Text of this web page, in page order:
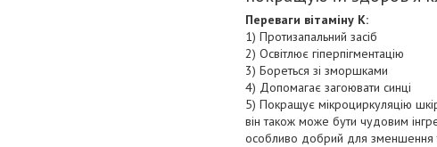
Переваги вітаміну К:
1) Протизапальний засіб
2) Освітлює гіперпігментацію
3) Бореться зі зморшками
4) Допомагає загоювати синці
5) Покращує мікроциркуляцію
він також може бути чудовим
особливо добрий для зменшення